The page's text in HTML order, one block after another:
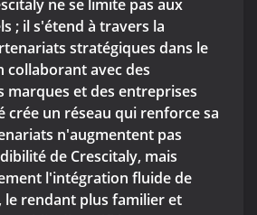
ne se limite pas aux
; il s'étend à travers la
stratégiques dans le
collaborant avec des
marques et des entreprises
crée un réseau qui renforce sa
n'augmentent pas
de Crescitaly, mais
l'intégration fluide de
le rendant plus familier et